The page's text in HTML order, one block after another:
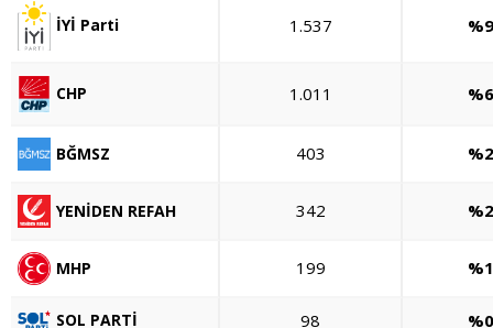
İYİ Parti 1.537
CHP 1.011
BĞMSZ 403
YENİDEN REFAH 342
MHP 199
SOL PARTİ 98